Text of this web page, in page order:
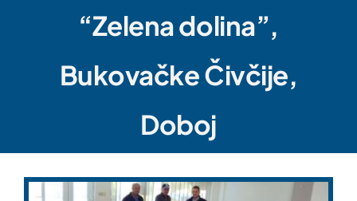
“Zelena dolina”,
Bukovačke Čivčije,
Doboj